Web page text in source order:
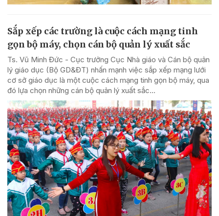
Sắp xếp các trường là cuộc cách mạng tinh
gọn bộ máy, chọn cán bộ quản lý xuất sắc
Ts. Vũ Minh Đức - Cục trưởng Cục Nhà giáo và Cán bộ quản
lý giáo dục (Bộ GD&ĐT) nhấn mạnh việc sắp xếp mạng lưới
cơ sở giáo dục là một cuộc cách mạng tinh gọn bộ máy, qua
đó lựa chọn những cán bộ quản lý xuất sắc...